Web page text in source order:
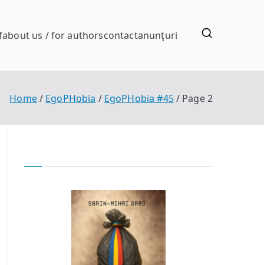
about us / for authorscontactanunţuri
Home EgoPHobia EgoPHobia #45 Page 2